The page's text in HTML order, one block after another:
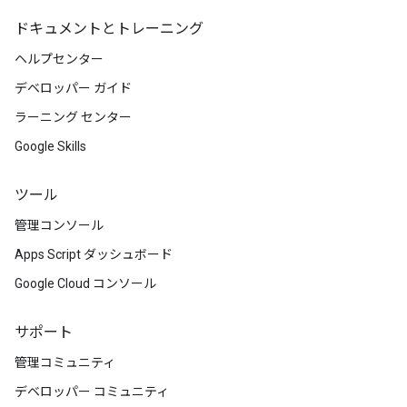
ドキュメントとトレーニング
ヘルプセンター
デベロッパー ガイド
ラーニング センター
Google Skills
ツール
管理コンソール
Apps Script ダッシュボード
Google Cloud コンソール
サポート
管理コミュニティ
デベロッパー コミュニティ